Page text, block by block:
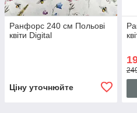
Ранфорс 240 см Польові
квіти Digital
Ціну уточнюйте